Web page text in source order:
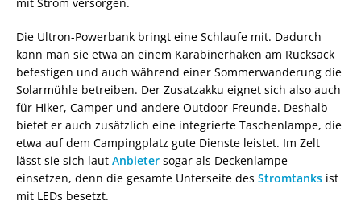
Die Ultron-Powerbank bringt eine Schlaufe mit. Dadurch
kann man sie etwa an einem Karabinerhaken am Rucksack
befestigen und auch während einer Sommerwanderung die
Solarmühle betreiben. Der Zusatzakku eignet sich also auch
für Hiker, Camper und andere Outdoor-Freunde. Deshalb
bietet er auch zusätzlich eine integrierte Taschenlampe, die
etwa auf dem Campingplatz gute Dienste leistet. Im Zelt
lässt sie sich laut Anbieter sogar als Deckenlampe
einsetzen, denn die gesamte Unterseite des Stromtanks ist
mit LEDs besetzt.